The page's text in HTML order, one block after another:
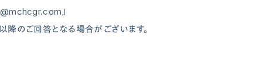
」
のご回答となる場合がございます。